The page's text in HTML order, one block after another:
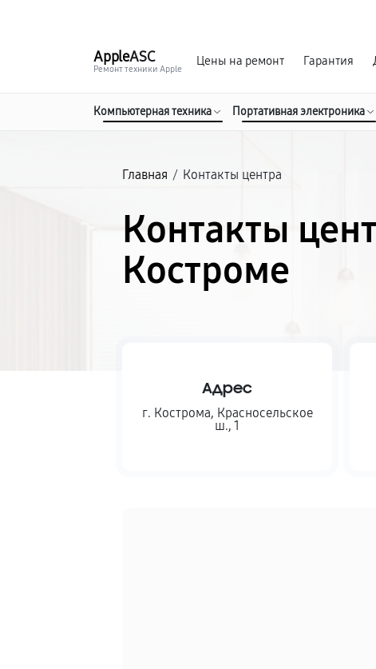
AppleASC
Ремонт техники Apple
Цены на ремонт Гарантия
Компьютерная техника Портативная электроника
Главная / Контакты центра
Контакты
Костроме
Адрес
г. Кострома, Красносельское
ш., 1